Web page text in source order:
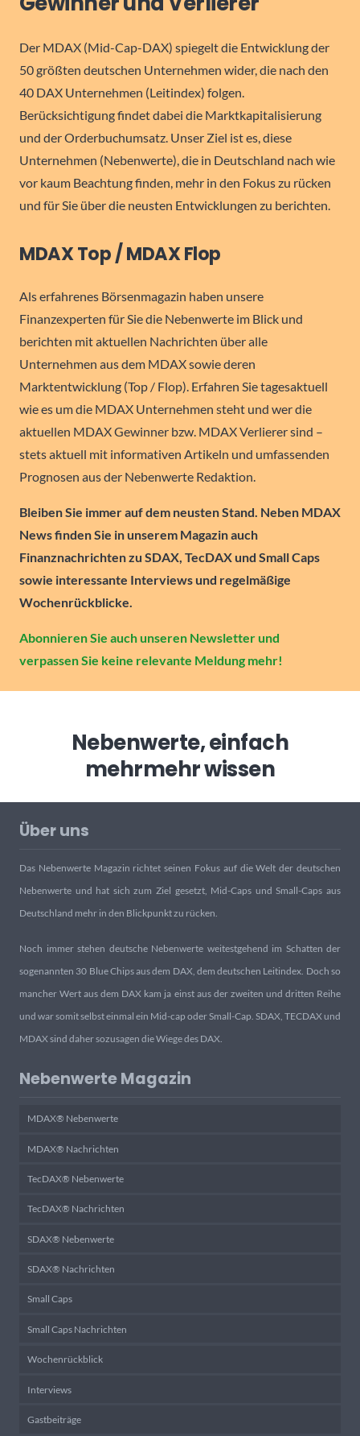
Der MDAX (Mid-Cap-DAX) spiegelt die Entwicklung der
50 größten deutschen Unternehmen wider, die nach den
40 DAX Unternehmen (Leitindex) folgen.
Berücksichtigung findet dabei die Marktkapitalisierung
und der Orderbuchumsatz. Unser Ziel ist es, diese
Unternehmen (Nebenwerte), die in Deutschland nach wie
vor kaum Beachtung finden, mehr in den Fokus zu rücken
und für Sie über die neusten Entwicklungen zu berichten.
MDAX Top / MDAX Flop
Als erfahrenes Börsenmagazin haben unsere
Finanzexperten für Sie die Nebenwerte im Blick und
berichten mit aktuellen Nachrichten über alle
Unternehmen aus dem MDAX sowie deren
Marktentwicklung (Top / Flop). Erfahren Sie tagesaktuell
wie es um die MDAX Unternehmen steht und wer die
aktuellen MDAX Gewinner bzw. MDAX Verlierer sind –
stets aktuell mit informativen Artikeln und umfassenden
Prognosen aus der Nebenwerte Redaktion.
Bleiben Sie immer auf dem neusten Stand. Neben MDAX
News finden Sie in unserem Magazin auch
Finanznachrichten zu SDAX, TecDAX und Small Caps
sowie interessante Interviews und regelmäßige
Wochenrückblicke.
Abonnieren Sie auch unseren Newsletter und
verpassen Sie keine relevante Meldung mehr!
Nebenwerte, einfach
mehrmehr wissen
Über uns
Das Nebenwerte Magazin richtet seinen Fokus auf die Welt der deutschen
Nebenwerte und hat sich zum Ziel gesetzt, Mid-Caps und Small-Caps aus
Deutschland mehr in den Blickpunkt zu rücken.
Noch immer stehen deutsche Nebenwerte weitestgehend im Schatten der
sogenannten 30 Blue Chips aus dem DAX, dem deutschen Leitindex. Doch so
mancher Wert aus dem DAX kam ja einst aus der zweiten und dritten Reihe
und war somit selbst einmal ein Mid-cap oder Small-Cap. SDAX, TECDAX und
MDAX sind daher sozusagen die Wiege des DAX.
Nebenwerte Magazin
MDAX® Nebenwerte
MDAX® Nachrichten
TecDAX® Nebenwerte
TecDAX® Nachrichten
SDAX® Nebenwerte
SDAX® Nachrichten
Small Caps
Small Caps Nachrichten
Wochenrückblick
Interviews
Gastbeiträge